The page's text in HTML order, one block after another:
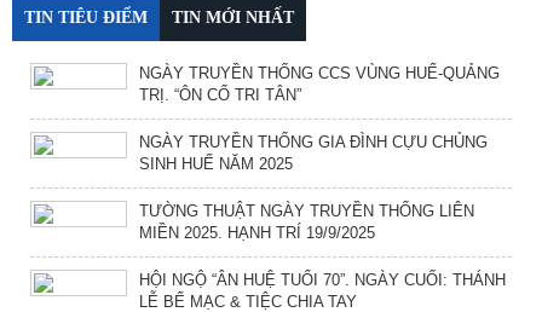
TIN TIÊU ĐIỂM TIN MỚI NHẤT
NGÀY TRUYỀN THỐNG CCS VÙNG HUẾ-QUẢNG
TRỊ. “ÔN CỐ TRI TÂN”
NGÀY TRUYỀN THỐNG GIA ĐÌNH CỰU CHỦNG
SINH HUẾ NĂM 2025
TƯỜNG THUẬT NGÀY TRUYỀN THỐNG LIÊN
MIỀN 2025. HẠNH TRÍ 19/9/2025
HỘI NGỘ “ÂN HUỆ TUỔI 70”. NGÀY CUỐI: THÁNH
LỄ BẾ MẠC & TIỆC CHIA TAY